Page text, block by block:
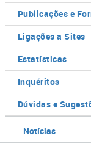
Publicações e
Ligações a Sites
Estatísticas
Inquéritos
Dúvidas e
Notícias